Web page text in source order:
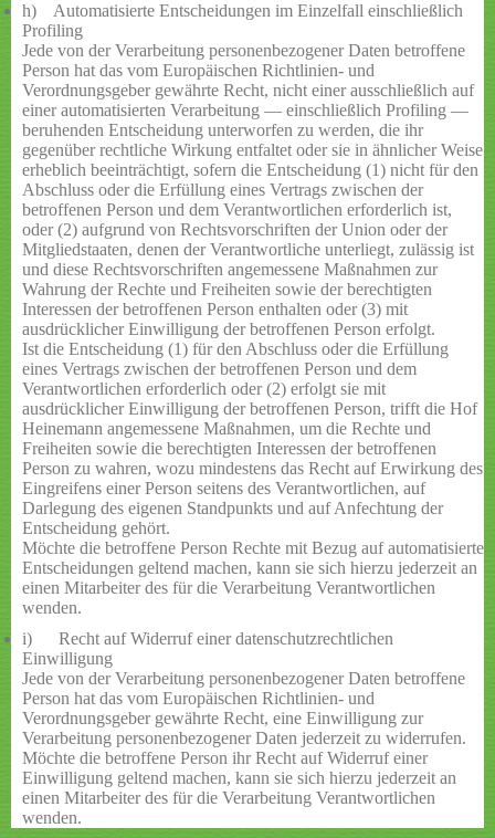
h) Automatisierte Entscheidungen im Einzelfall einschließlich
Profiling
Jede von der Verarbeitung personenbezogener Daten betroffene
Person hat das vom Europäischen Richtlinien- und
Verordnungsgeber gewährte Recht, nicht einer ausschließlich auf
einer automatisierten Verarbeitung — einschließlich Profiling —
beruhenden Entscheidung unterworfen zu werden, die ihr
gegenüber rechtliche Wirkung entfaltet oder sie in ähnlicher Weise
erheblich beeinträchtigt, sofern die Entscheidung (1) nicht für den
Abschluss oder die Erfüllung eines Vertrags zwischen der
betroffenen Person und dem Verantwortlichen erforderlich ist,
oder (2) aufgrund von Rechtsvorschriften der Union oder der
Mitgliedstaaten, denen der Verantwortliche unterliegt, zulässig ist
und diese Rechtsvorschriften angemessene Maßnahmen zur
Wahrung der Rechte und Freiheiten sowie der berechtigten
Interessen der betroffenen Person enthalten oder (3) mit
ausdrücklicher Einwilligung der betroffenen Person erfolgt.
Ist die Entscheidung (1) für den Abschluss oder die Erfüllung
eines Vertrags zwischen der betroffenen Person und dem
Verantwortlichen erforderlich oder (2) erfolgt sie mit
ausdrücklicher Einwilligung der betroffenen Person, trifft die Hof
Heinemann angemessene Maßnahmen, um die Rechte und
Freiheiten sowie die berechtigten Interessen der betroffenen
Person zu wahren, wozu mindestens das Recht auf Erwirkung des
Eingreifens einer Person seitens des Verantwortlichen, auf
Darlegung des eigenen Standpunkts und auf Anfechtung der
Entscheidung gehört.
Möchte die betroffene Person Rechte mit Bezug auf automatisierte
Entscheidungen geltend machen, kann sie sich hierzu jederzeit an
einen Mitarbeiter des für die Verarbeitung Verantwortlichen
wenden.
i) Recht auf Widerruf einer datenschutzrechtlichen
Einwilligung
Jede von der Verarbeitung personenbezogener Daten betroffene
Person hat das vom Europäischen Richtlinien- und
Verordnungsgeber gewährte Recht, eine Einwilligung zur
Verarbeitung personenbezogener Daten jederzeit zu widerrufen.
Möchte die betroffene Person ihr Recht auf Widerruf einer
Einwilligung geltend machen, kann sie sich hierzu jederzeit an
einen Mitarbeiter des für die Verarbeitung Verantwortlichen
wenden.